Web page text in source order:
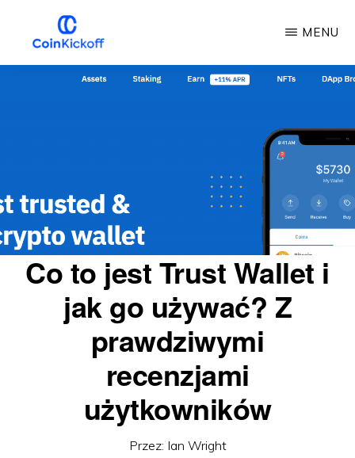
głównej
COIN
MENU
Co to jest Trust Wallet i
jak go używać? Z
prawdziwymi
recenzjami
użytkowników
Przez: Ian Wright